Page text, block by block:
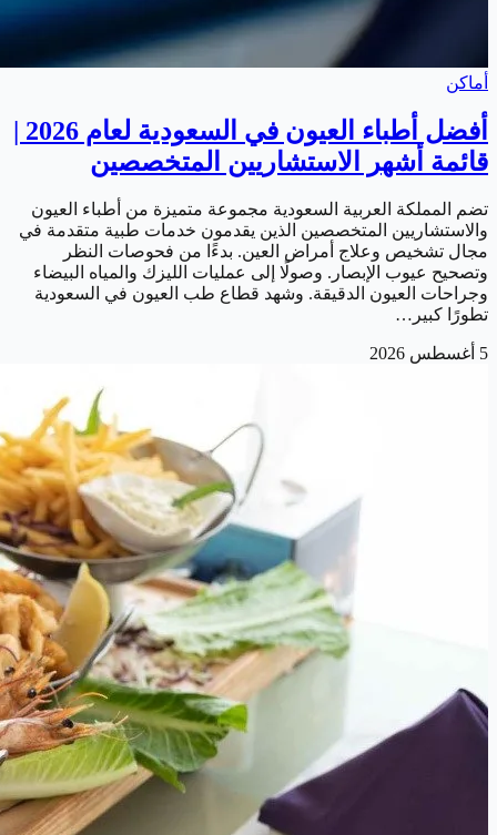
أماكن
أفضل أطباء العيون في السعودية لعام 2026 |
قائمة أشهر الاستشاريين المتخصصين
تضم المملكة العربية السعودية مجموعة متميزة من أطباء العيون
والاستشاريين المتخصصين الذين يقدمون خدمات طبية متقدمة في
مجال تشخيص وعلاج أمراض العين. بدءًا من فحوصات النظر
وتصحيح عيوب الإبصار. وصولًا إلى عمليات الليزك والمياه البيضاء
وجراحات العيون الدقيقة. وشهد قطاع طب العيون في السعودية
تطورًا كبير…
5 أغسطس 2026